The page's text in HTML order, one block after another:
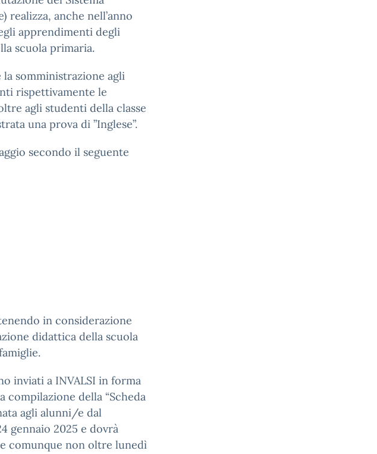
anche nell’anno
apprendimenti degli
scuola primaria.
somministrazione agli
rispettivamente le
agli studenti della classe
una prova di ”Inglese”.
secondo il seguente
in considerazione
didattica della scuola
inviati a INVALSI in forma
compilazione della “Scheda
agli alunni/e dal
gennaio 2025 e dovrà
comunque non oltre lunedì